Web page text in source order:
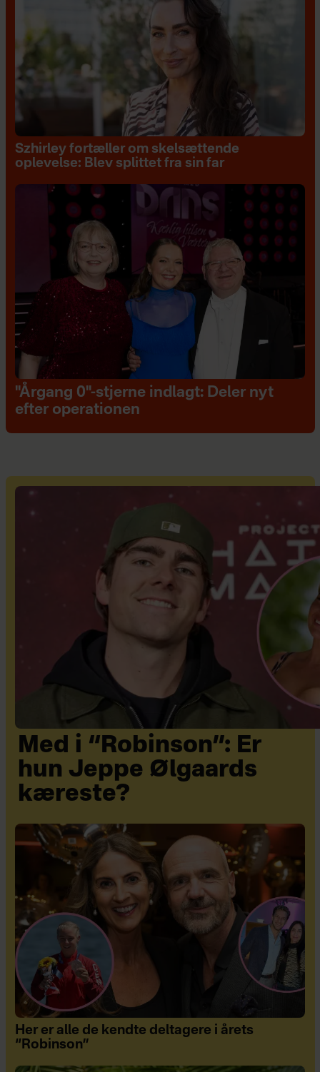
Szhirley fortæller om skelsættende
oplevelse: Blev splittet fra sin far
"Årgang 0"-stjerne indlagt: Deler nyt
efter operationen
Med i “Robinson”: Er
hun Jeppe Ølgaards
kæreste?
Her er alle de kendte deltagere i årets
“Robinson”